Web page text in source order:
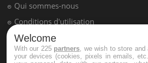
Qui sommes-nous
Conditions d'utilisation
Plan du site
Mentions Légales
Welcome
With our 225 partners , we wish to store
your devices (cookies, pixels in emails,